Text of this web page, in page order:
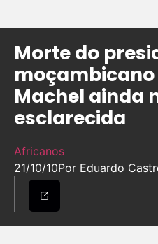
Morte do
Machel ainda
esclarecida
Africanos
21/10/10Por Eduardo